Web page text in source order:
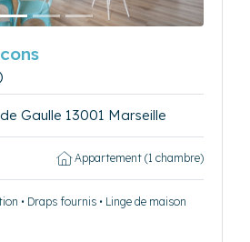
Gaulle 13001 Marseille
Appartement (1 chambre)
• Draps fournis • Linge de maison